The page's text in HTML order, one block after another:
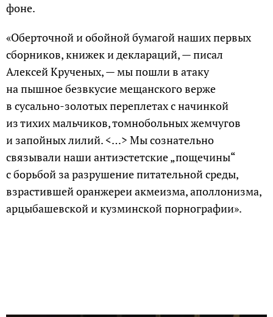
фоне.
«Оберточной и обойной бумагой наших первых
сборников, книжек и деклараций, — писал
Алексей Крученых, — мы пошли в атаку
на пышное безвкусие мещанского верже
в сусально-золотых переплетах с начинкой
из тихих мальчиков, томнобольных жемчугов
и запойных лилий. <…> Мы сознательно
связывали наши антиэстетские „пощечины“
с борьбой за разрушение питательной среды,
взрастившей оранжереи акмеизма, аполлонизма,
арцыбашевской и кузминской порнографии».